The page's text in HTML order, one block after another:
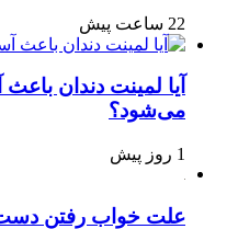
22 ساعت پیش
آیا لمینت دندان
می‌شود؟
1 روز پیش
علت خواب رفتن